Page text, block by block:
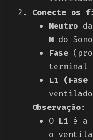
Conecte os
Neutro
N do
Fase
terminal
L1
Observação:
O L1 é a
o